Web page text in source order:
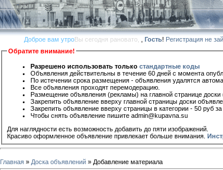
Доброе вам утроВы сегодня рановато, Гость! Регистрация не
Обратите внимание!
Разрешено использовать только стандартные коды
Объявления действительны в течение 60 дней с момента
По истечении срока размещения - объявления удалятся
Все объявления проходят перемодерацию.
Размещение объявления (рекламы) на главной странице доски
Закрепить объявление вверху главной страницы доски
Закрепить объявление вверху страницы в категории - 50 руб
Чтобы снять объявление пишите admin@kupavna.su
Для наглядности есть возможность добавить до пяти изображений.
Красиво оформленное объявление привлекает больше внимания.
Главная » Доска объявлений » Добавление материала